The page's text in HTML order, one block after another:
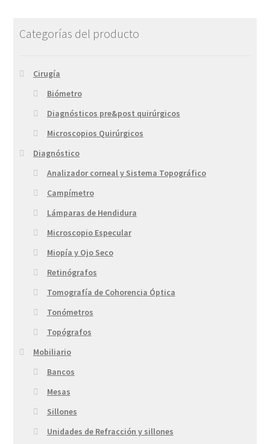
Categorías del producto
Cirugía
Biómetro
Diagnósticos pre&post quirúrgicos
Microscopios Quirúrgicos
Diagnóstico
Analizador corneal y Sistema Topográfico
Campímetro
Lámparas de Hendidura
Microscopio Especular
Miopía y Ojo Seco
Retinógrafos
Tomografía de Cohorencia Óptica
Tonómetros
Topógrafos
Mobiliario
Bancos
Mesas
Sillones
Unidades de Refracción y sillones